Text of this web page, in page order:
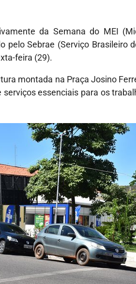
da Semana do MEI
pelo Sebrae (Serviço Brasileiro
feira (29).
montada na Praça Josino
essenciais para os